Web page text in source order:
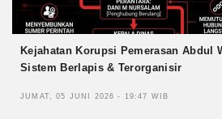
Kejahatan Korupsi Pemerasan Abdul
Sistem Berlapis & Terorganisir
JUMAT, 05 JUNI 2026 - 19:47 WIB